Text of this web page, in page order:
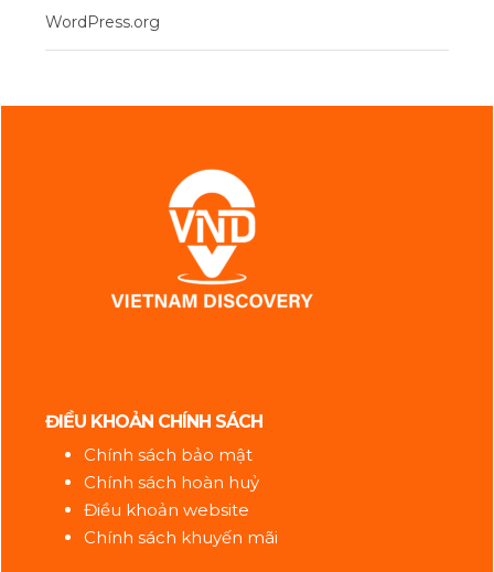
WordPress.org
ĐIỀU KHOẢN CHÍNH SÁCH
Chính sách bảo mật
Chính sách hoàn huỷ
Điều khoản website
Chính sách khuyến mãi